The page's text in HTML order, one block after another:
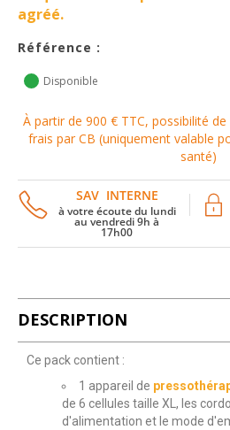
agréé.
Référence :
Disponible
À partir de 900 € TTC, possibilité
frais par CB (uniquement valable
santé)
SAV INTERNE
à votre écoute du lundi
au vendredi 9h à
17h00
DESCRIPTION
Ce pack contient :
1 appareil de
de 6 cellules taille XL, les
d'alimentation et le mode